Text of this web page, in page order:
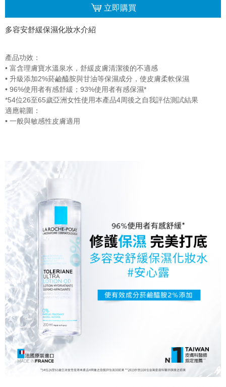
立即購買
多容安舒緩保濕化妝水介紹
產品功效：
• 富含理膚寶水溫泉水，舒緩皮膚清潔後的不適感
• 升級添加2%菸鹼醯胺與甘油等保濕成分，使皮膚柔軟保濕
• 96%使用者有感舒緩；93%使用者有感保濕*
*54位26至65歲亞洲女性使用本產品4周後之自我評估測試結果
適應範圍：
• 一般與敏感性皮膚適用